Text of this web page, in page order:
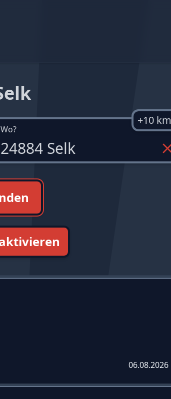
Wo?
+10 km
06.08.2026